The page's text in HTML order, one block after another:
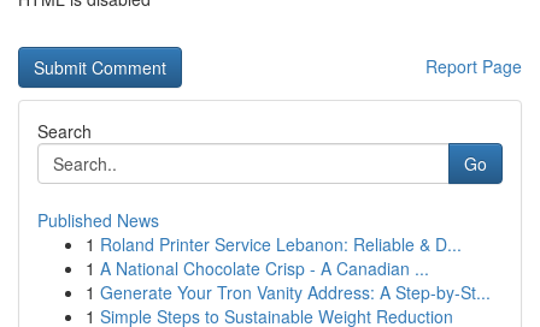
Report Page
Search
Go
Published News
1 Roland Printer Service Lebanon: Reliable & D...
1 A National Chocolate Crisp - A Canadian ...
1 Generate Your Tron Vanity Address: A Step-by-St...
1 Simple Steps to Sustainable Weight Reduction